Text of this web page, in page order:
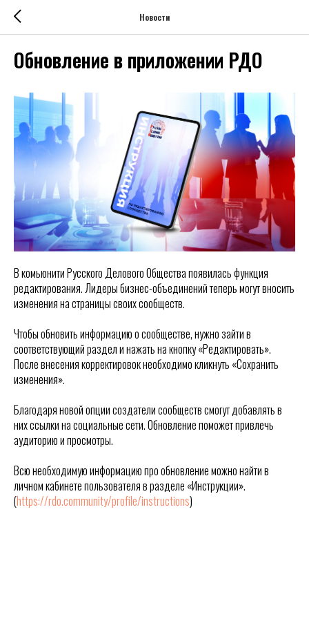
Новости
Обновление в приложении РДО
В комьюнити Русского Делового Общества появилась функция
редактирования. Лидеры бизнес-объединений теперь могут вносить
изменения на страницы своих сообществ.
Чтобы обновить информацию о сообществе, нужно зайти в
соответствующий раздел и нажать на кнопку «Редактировать».
После внесения корректировок необходимо кликнуть «Сохранить
изменения».
Благодаря новой опции создатели сообществ смогут добавлять в
них ссылки на социальные сети. Обновление поможет привлечь
аудиторию и просмотры.
Всю необходимую информацию про обновление можно найти в
личном кабинете пользователя в разделе «Инструкции».
(https://rdo.community/profile/instructions)